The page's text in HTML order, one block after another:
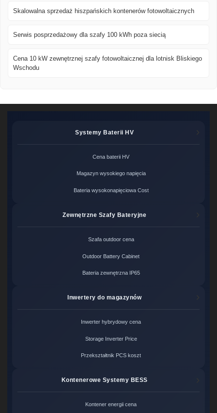
Skalowalna sprzedaż hiszpańskich kontenerów fotowoltaicznych
Serwis posprzedażowy dla szafy 100 kWh poza siecią
Cena 10 kW zewnętrznej szafy fotowoltaicznej dla lotnisk Bliskiego
Wschodu
Systemy Baterii HV
Cena baterii HV
Magazyn wysokiego napięcia
Bateria wysokonapięciowa Cost
Zewnętrzne Szafy Bateryjne
Szafa outdoor cena
Outdoor Battery Cabinet
Bateria zewnętrzna IP65
Inwertery do magazynów
Inwerter hybrydowy cena
Storage Inverter Price
Przekształtnik PCS koszt
Kontenerowe Systemy BESS
Kontener energii cena